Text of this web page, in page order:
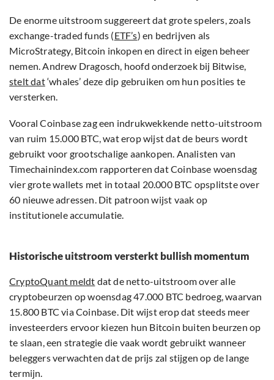
De enorme uitstroom suggereert dat grote spelers, zoals
exchange-traded funds (ETF’s) en bedrijven als
MicroStrategy, Bitcoin inkopen en direct in eigen beheer
nemen. Andrew Dragosch, hoofd onderzoek bij Bitwise,
stelt dat‘whales’ deze dip gebruiken om hun posities te
versterken.
Vooral Coinbase zag een indrukwekkende netto-uitstroom
van ruim 15.000 BTC, wat erop wijst dat de beurs wordt
gebruikt voor grootschalige aankopen. Analisten van
Timechainindex.com rapporteren dat Coinbase woensdag
vier grote wallets met in totaal 20.000 BTC opsplitste over
60 nieuwe adressen. Dit patroon wijst vaak op
institutionele accumulatie.
Historische uitstroom versterkt bullish momentum
CryptoQuant meldt dat de netto-uitstroom over alle
cryptobeurzen op woensdag 47.000 BTC bedroeg, waarvan
15.800 BTC via Coinbase. Dit wijst erop dat steeds meer
investeerders ervoor kiezen hun Bitcoin buiten beurzen op
te slaan, een strategie die vaak wordt gebruikt wanneer
beleggers verwachten dat de prijs zal stijgen op de lange
termijn.